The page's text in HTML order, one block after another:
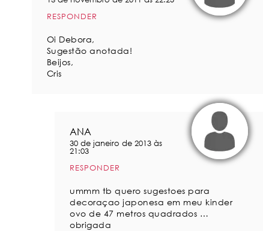
RESPONDER
Oi Debora,
Sugestão anotada!
Beijos,
Cris
ANA
30 de janeiro de 2013 às
21:03
RESPONDER
ummm tb quero sugestoes para
decoraçao japonesa em meu kinder
ovo de 47 metros quadrados …
obrigada